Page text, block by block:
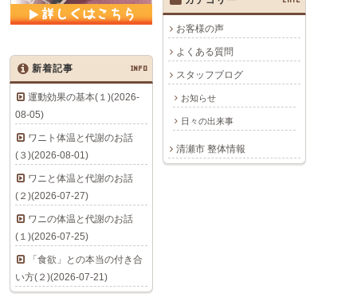
お客様の声
よくある質問
スタッフブログ
お知らせ
日々の出来事
清瀬市 整体情報
新着記事 INFO
運動効果の基本(１)(2026-
08-05)
ワニト体温と代謝のお話
(３)(2026-08-01)
ワニと体温と代謝のお話
(２)(2026-07-27)
ワニの体温と代謝のお話
(１)(2026-07-25)
「食欲」との本当の付き合
い方(２)(2026-07-21)